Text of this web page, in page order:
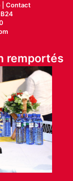
Contact
remportés